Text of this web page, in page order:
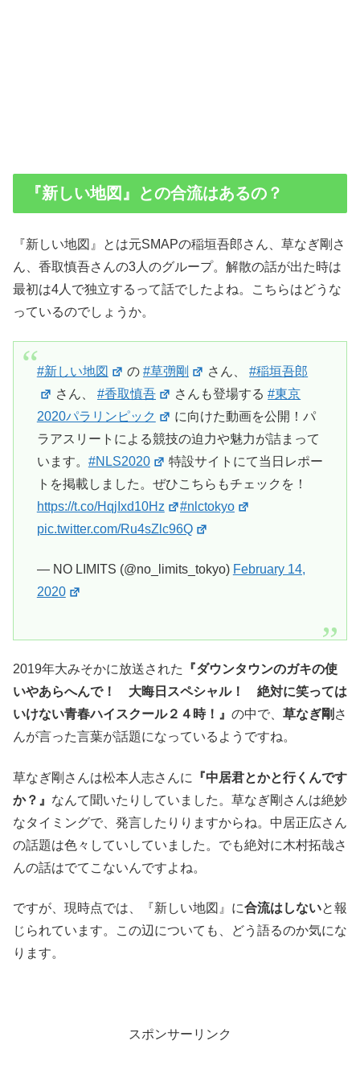
『新しい地図』との合流はあるの？
『新しい地図』とは元SMAPの稲垣吾郎さん、草なぎ剛さ
ん、香取慎吾さんの3人のグループ。解散の話が出た時は
最初は4人で独立するって話でしたよね。こちらはどうな
っているのでしょうか。
#新しい地図 の #草彅剛 さん、#稲垣吾郎
さん、 #香取慎吾 さんも登場する#東京
2020パラリンピック
に向けた動画を公開！パ
ラアスリートによる競技の迫力や魅力が詰まって
います。 #NLS2020
特設サイトにて当日レポー
トを掲載しました。ぜひこちらもチェックを！
https://t.co/HqjIxd10Hz
#nlctokyo
pic.twitter.com/Ru4sZlc96Q
— NO LIMITS (@no_limits_tokyo) February 14,
2020
2019年大みそかに放送された
『ダウンタウンのガキの使
いやあらへんで！ 大晦日スペシャル！ 絶対に笑っては
いけない青春ハイスクール２４時！』 の中で、 草なぎ剛 さ
んが言った言葉が話題になっているようですね。
草なぎ剛さんは松本人志さんに
『中居君とかと行くんです
か？』 なんて聞いたりしていました。草なぎ剛さんは絶妙
なタイミングで、発言したりりますからね。中居正広さん
の話題は色々していしていました。でも絶対に木村拓哉さ
んの話はでてこないんですよね。
ですが、現時点では、『新しい地図』に合流はしないと報
じられています。この辺についても、どう語るのか気にな
ります。
スポンサーリンク